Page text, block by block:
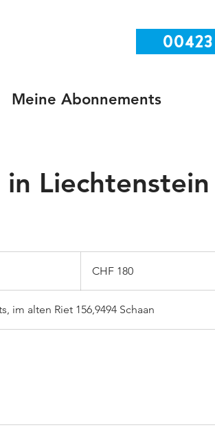
Meine Abonnements
Liechtenstein
Franken
CHF 180
im alten Riet 156,9494 Schaan